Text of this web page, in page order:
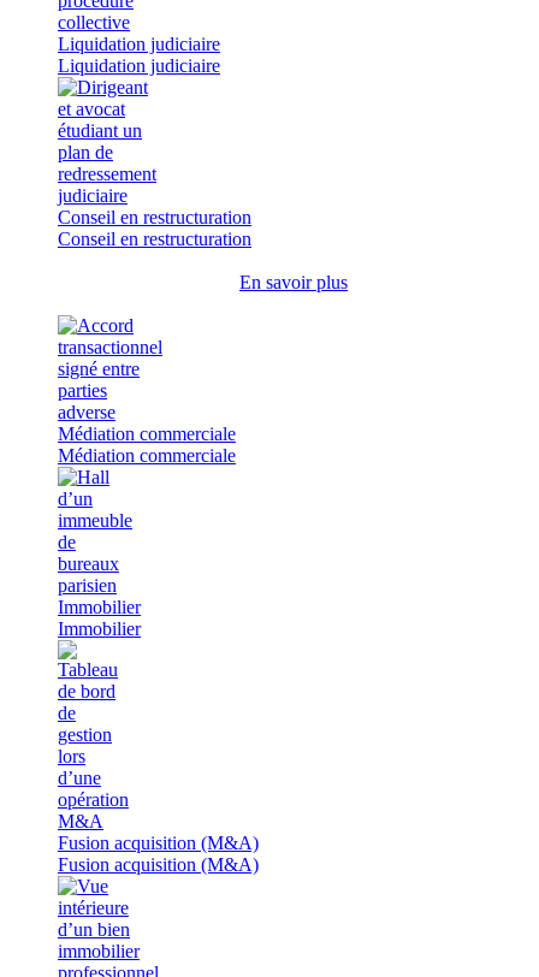
Liquidation judiciaire
Liquidation judiciaire
Conseil en restructuration
Conseil en restructuration
En savoir plus
Médiation commerciale
Médiation commerciale
Immobilier
Immobilier
Fusion acquisition (M&A)
Fusion acquisition (M&A)